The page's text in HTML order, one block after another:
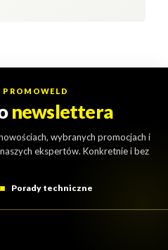
PROMOWELD
newslettera
wybranych promocjach i
ekspertów. Konkretnie i bez
Porady techniczne